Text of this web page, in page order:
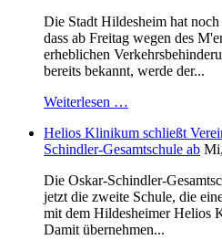
Die Stadt Hildesheim hat
dass ab Freitag wegen des
erheblichen
bereits bekannt, werde der...
Weiterlesen …
Helios Klinikum schließt
Schindler-Gesamtschule ab
Die Oskar-Schindler-
jetzt die zweite Schule, die
mit dem Hildesheimer Helios
Damit übernehmen...